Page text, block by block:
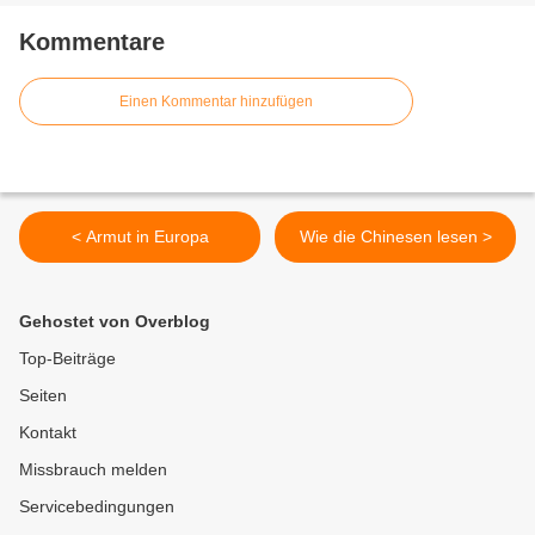
Kommentare
Einen Kommentar hinzufügen
< Armut in Europa Wie die Chinesen lesen >
Gehostet von Overblog
Top-Beiträge
Seiten
Kontakt
Missbrauch melden
Servicebedingungen